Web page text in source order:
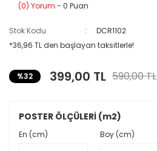
(0) Yorum - 0 Puan
Stok Kodu
DCR1102
*36,96 TL den başlayan taksitlerle!
%32 399,00 TL 590,00 TL
POSTER ÖLÇÜLERİ (m2)
En (cm) Boy (cm)